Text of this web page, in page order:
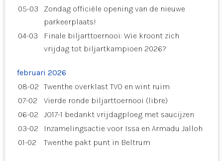
05-03
Zondag officiële opening van de nieuwe
parkeerplaats!
04-03
Finale biljarttoernooi: Wie kroont zich
vrijdag tot biljartkampioen 2026?
februari 2026
08-02 Twenthe overklast TVO en wint ruim
07-02
Vierde ronde biljarttoernooi (libre)
06-02
JO17-1 bedankt vrijdagploeg met saucijzen
03-02
Inzamelingsactie voor Issa en Armadu Jalloh
01-02
Twenthe pakt punt in Beltrum